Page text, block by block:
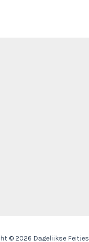
© 2026 Dagelijkse Feitjes